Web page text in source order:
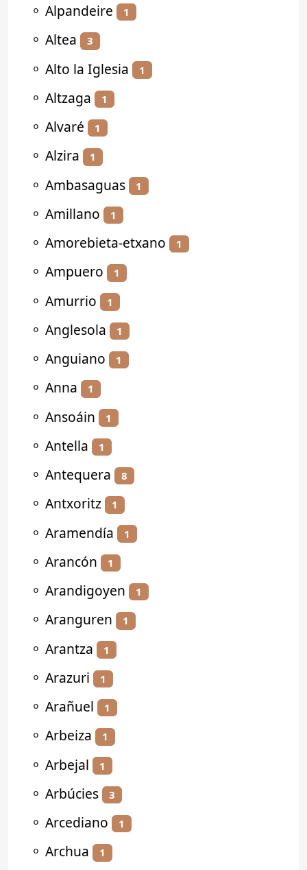
⚬ Alpandeire 1
⚬ Altea 3
⚬ Alto la Iglesia 1
⚬ Altzaga 1
⚬ Alvaré 1
⚬ Alzira 1
⚬ Ambasaguas 1
⚬ Amillano 1
⚬ Amorebieta-etxano 1
⚬ Ampuero 1
⚬ Amurrio 1
⚬ Anglesola 1
⚬ Anguiano 1
⚬ Anna 1
⚬ Ansoáin 1
⚬ Antella 1
⚬ Antequera 8
⚬ Antxoritz 1
⚬ Aramendía 1
⚬ Arancón 1
⚬ Arandigoyen 1
⚬ Aranguren 1
⚬ Arantza 1
⚬ Arazuri 1
⚬ Arañuel 1
⚬ Arbeiza 1
⚬ Arbejal 1
⚬ Arbúcies 3
⚬ Arcediano 1
⚬ Archua 1